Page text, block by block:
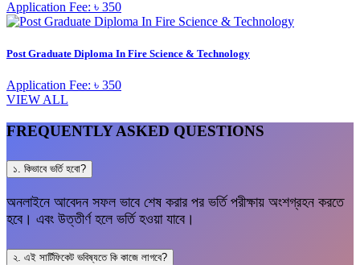
Application Fee: ৳ 350
Post Graduate Diploma In Fire Science & Technology
Application Fee: ৳ 350
VIEW ALL
FREQUENTLY ASKED QUESTIONS
১. কিভাবে ভর্তি হবো?
অনলাইনে আবেদন সফল ভাবে শেষ করার পর ভর্তি পরীক্ষায় অংশগ্রহন করতে
হবে। এবং উত্তীর্ণ হলে ভর্তি হওয়া যাবে।
২. এই সার্টিফিকেট ভবিষ্যতে কি কাজে লাগবে?